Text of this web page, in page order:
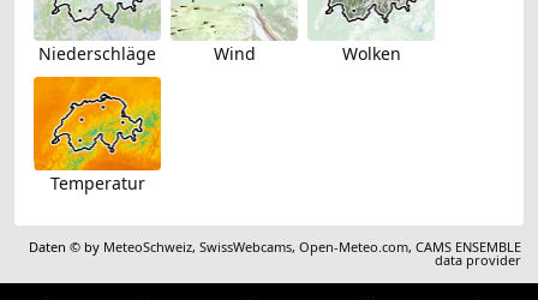
Niederschläge Wind Wolken
Temperatur
Daten © by MeteoSchweiz,SwissWebcams,Open-Meteo.com,CAMS ENSEMBLE
data provider